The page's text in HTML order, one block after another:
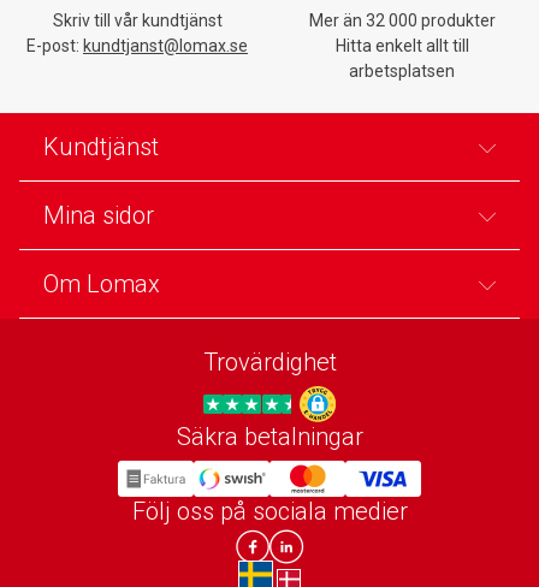
Skriv till vår kundtjänst
E-post: kundtjanst@lomax.se
Mer än 32 000 produkter
Hitta enkelt allt till
arbetsplatsen
Kundtjänst
Mina sidor
Om Lomax
Trovärdighet
Trygg E-handel
Säkra betalningar
Följ oss på sociala medier
Lomax DK Facebook
Lomax SE LinkIn
sv-SEda-DK